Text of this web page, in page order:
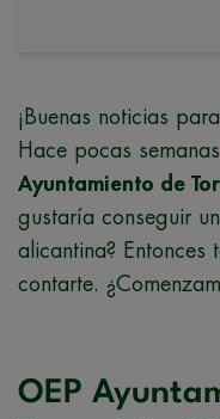
¡Buenas noticias
Hace pocas
Ayuntamiento de
gustaría conseguir
alicantina? Entonces
contarte.
OEP